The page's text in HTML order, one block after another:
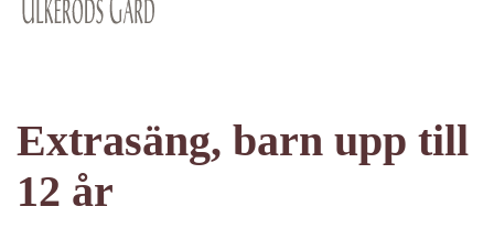
Extrasäng, barn upp till
12 år